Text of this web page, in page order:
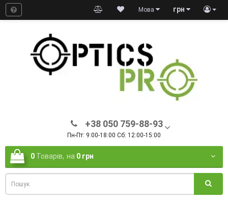
грн
Мова
+38 050 759-88-93
Пн-Пт: 9:00-18:00 Сб: 12:00-15:00
0 Товарів, на 0 грн